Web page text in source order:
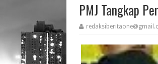
PMJ Tangkap